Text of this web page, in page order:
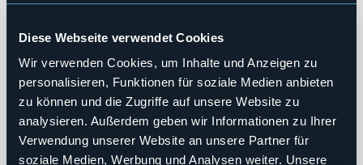
Diese Webseite verwendet Cookies
Wir verwenden Cookies, um Inhalte und Anzeigen zu
personalisieren, Funktionen für soziale Medien anbieten
zu können und die Zugriffe auf unsere Website zu
analysieren. Außerdem geben wir Informationen zu Ihrer
Verwendung unserer Website an unsere Partner für
soziale Medien, Werbung und Analysen weiter. Unsere
ZWEITER GANG - Karpfen-Tapulon, Milchkartoffeln